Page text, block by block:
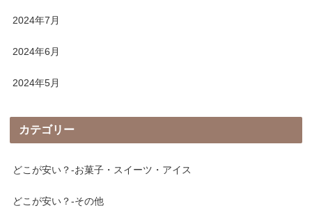
2024年7月
2024年6月
2024年5月
カテゴリー
どこが安い？-お菓子・スイーツ・アイス
どこが安い？-その他